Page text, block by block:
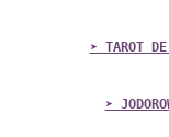
➤ TAROT
➤